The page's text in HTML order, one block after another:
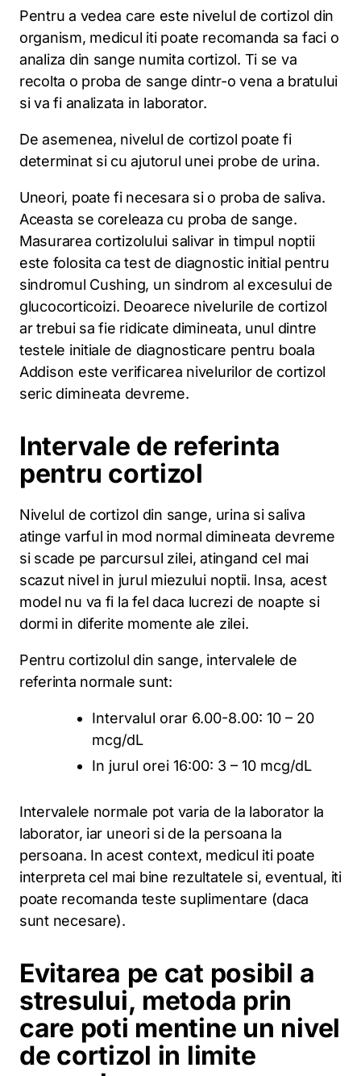
Pentru a vedea care este nivelul de cortizol din
organism, medicul iti poate recomanda sa faci o
analiza din sange numita cortizol. Ti se va
recolta o proba de sange dintr-o vena a bratului
si va fi analizata in laborator.
De asemenea, nivelul de cortizol poate fi
determinat si cu ajutorul unei probe de urina.
Uneori, poate fi necesara si o proba de saliva.
Aceasta se coreleaza cu proba de sange.
Masurarea cortizolului salivar in timpul noptii
este folosita ca test de diagnostic initial pentru
sindromul Cushing, un sindrom al excesului de
glucocorticoizi. Deoarece nivelurile de cortizol
ar trebui sa fie ridicate dimineata, unul dintre
testele initiale de diagnosticare pentru boala
Addison este verificarea nivelurilor de cortizol
seric dimineata devreme.
Intervale de referinta
pentru cortizol
Nivelul de cortizol din sange, urina si saliva
atinge varful in mod normal dimineata devreme
si scade pe parcursul zilei, atingand cel mai
scazut nivel in jurul miezului noptii. Insa, acest
model nu va fi la fel daca lucrezi de noapte si
dormi in diferite momente ale zilei.
Pentru cortizolul din sange, intervalele de
referinta normale sunt:
Intervalul orar 6.00-8.00: 10 – 20
mcg/dL
In jurul orei 16:00: 3 – 10 mcg/dL
Intervalele normale pot varia de la laborator la
laborator, iar uneori si de la persoana la
persoana. In acest context, medicul iti poate
interpreta cel mai bine rezultatele si, eventual, iti
poate recomanda teste suplimentare (daca
sunt necesare).
Evitarea pe cat posibil a
stresului, metoda prin
care poti mentine un nivel
de cortizol in limite